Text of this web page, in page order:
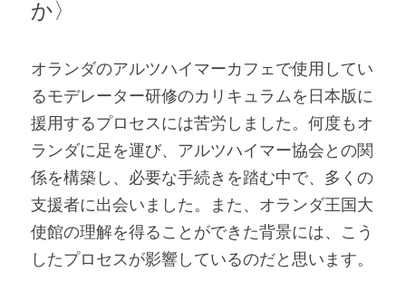
か〉
オランダのアルツハイマーカフェで使用してい
るモデレーター研修のカリキュラムを日本版に
援用するプロセスには苦労しました。何度もオ
ランダに足を運び、アルツハイマー協会との関
係を構築し、必要な手続きを踏む中で、多くの
支援者に出会いました。また、オランダ王国大
使館の理解を得ることができた背景には、こう
したプロセスが影響しているのだと思います。